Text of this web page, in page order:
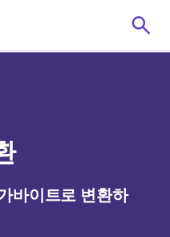
바이트로 변환하